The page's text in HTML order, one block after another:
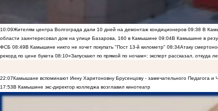
10:09Жителям центра Волгограда дали 10 дней на демонтаж кондиционеров 09:38 В
области заинтересовал дом на улице Базарова, 160 в Камышине 09:04В Камышине в
ФСБ 08:49В Камышине никто не хочет покупать "Пост 13-й километр" 08:34Атаку
рекорд по цене букета 08:10«Запускают по прямой по ночам»: эксперт рассказал, откуда
22:07Камышане вспоминают Инну Харитоновну Брусенцову - замечательного Педагога и
17:53В Камышине экс-директор колледжа возглавил кинотеатр